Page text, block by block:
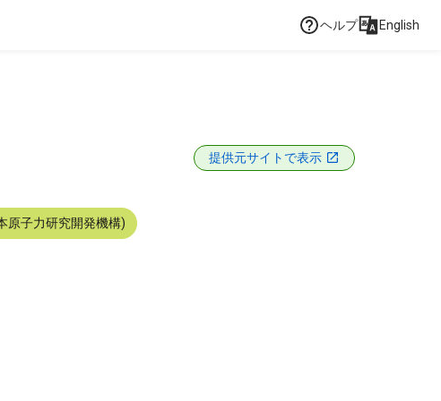
ヘルプ English
提供元サイトで表示
原子力研究開発機構)